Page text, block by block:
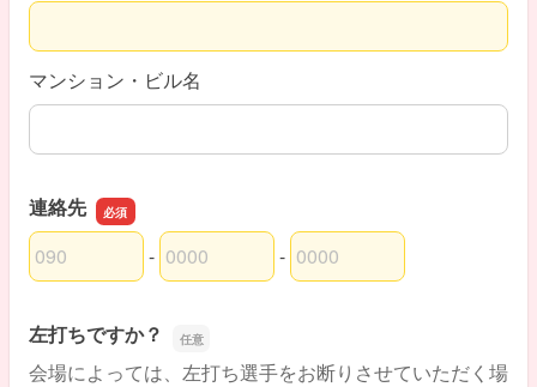
マンション・ビル名
連絡先
連絡先の市外局番
-
連絡先の市内局番 -
連絡先の加入者番号
左打ちですか？
会場によっては、左打ち選手をお断りさせていただく場